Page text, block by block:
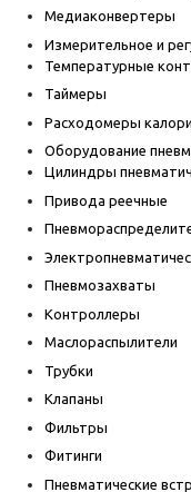
Медиаконвертеры
Измерительное и
Температурные
Таймеры
Расходомеры
Оборудование
Цилиндры
Привода реечные
Пневмозахваты
Контроллеры
Маслораспылители
Трубки
Клапаны
Фильтры
Фитинги
Пневматические